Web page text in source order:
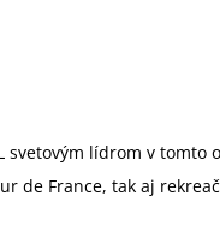
svetovým lídrom v
de France, tak aj